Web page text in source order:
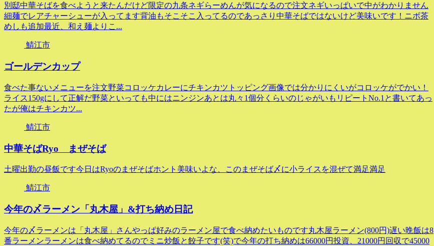
別邸中華そばを食べようと来たんだけど限定の九条ネギらーめんが気になるので注文ネギいっぱいで中がわかりません
細麺でレアチャーシューが入ってます背油もそこそこ入ってるのであっさり中華そばではないけど美味いです！ニボ茶
めしも追加最近、和え麺よりこ...
鯖江市
ゴールデンカップ
食べた事ないメニューを注文野菜コロッケカレーにチキンカツトッピング画像では分かりにくいがコロッケがでかい！
ライス150gにして正解だ野菜といっても中にはニンジンあとは丸々1個分くらいのじゃがいもリピートNo.1と書いてあっ
たが俺はチキンカツ...
鯖江市
中華そばRyo まぜそば
土曜出勤の昼飯です今日はRyoのまぜそばホント美味いよな、このまぜそば〆に小ライスを混ぜて満足満足
鯖江市
今年の〆ラーメン「丸木屋」&打ち納め日記
今年の〆ラーメンは「丸木屋」さんやっぱ好みのラーメン屋で食べ納めたいものです丸木屋ラーメン(800円)遅い晩飯は8
番ラーメンラーメンは食べ納めてるのでミニ炒飯と餃子です(笑)で今年の打ち納めは66000円投資、21000円回収で45000